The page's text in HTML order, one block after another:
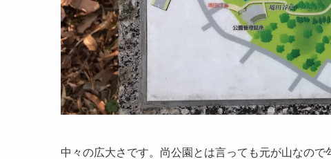
中々の広大さです。尚公園とは言っても元が山なの